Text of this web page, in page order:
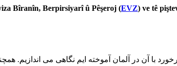
Bîranîn, Berpirsiyarî û Pêşeroj (EVZ) ve tê
با آن در آلمان آموخته ایم نگاهی می اندازیم.